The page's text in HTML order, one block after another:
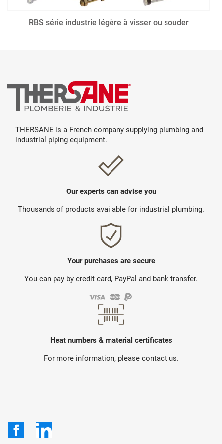
RBS série industrie légère à visser ou souder
THERSANE is a French company supplying plumbing and
industrial piping equipment.
Our experts can advise you
Thousands of products available for industrial plumbing.
Your purchases are secure
You can pay by credit card, PayPal and bank transfer.
Heat numbers & material certificates
For more information, please contact us.
FacebookLinkedIn